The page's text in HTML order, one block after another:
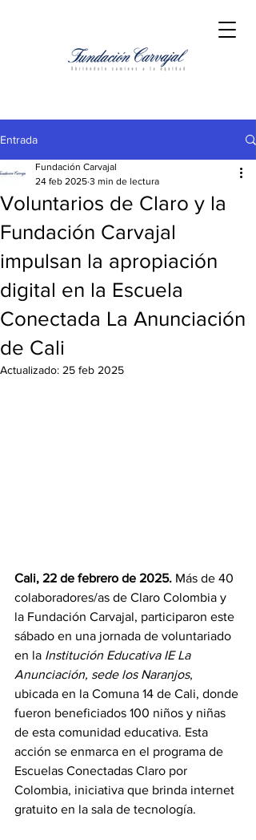
Entrada
Voluntarios de Claro y la
Fundación Carvajal
impulsan la apropiación
digital en la Escuela
Conectada La Anunciación
de Cali
Fundación Carvajal
24 feb 2025 3 min de lectura
Actualizado: 25 feb 2025
Cali, 22 de febrero de 2025. Más de 40
colaboradores/as de Claro Colombia y
la Fundación Carvajal, participaron este
sábado en una jornada de voluntariado
en la Institución Educativa IE La
Anunciación, sede los Naranjos,
ubicada en la Comuna 14 de Cali, donde
fueron beneficiados 100 niños y niñas
de esta comunidad educativa. Esta
acción se enmarca en el programa de
Escuelas Conectadas Claro por
Colombia, iniciativa que brinda internet
gratuito en la sala de tecnología.